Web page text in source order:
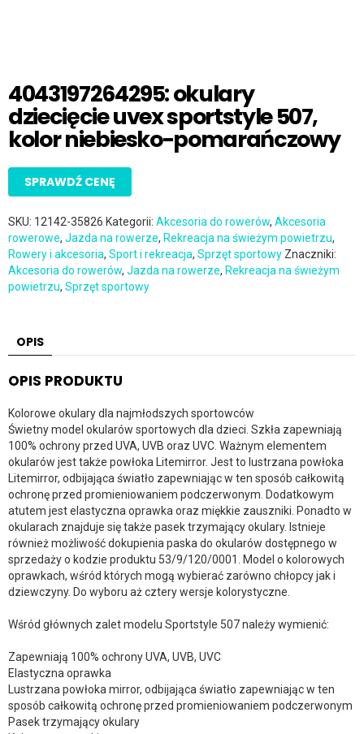
4043197264295: okulary
dziecięcie uvex sportstyle 507,
kolor niebiesko-pomarańczowy
SPRAWDŹ CENĘ
SKU: 12142-35826 Kategorii: Akcesoria do rowerów, Akcesoria
rowerowe, Jazda na rowerze, Rekreacja na świeżym powietrzu,
Rowery i akcesoria, Sport i rekreacja, Sprzęt sportowy Znaczniki:
Akcesoria do rowerów, Jazda na rowerze, Rekreacja na świeżym
powietrzu, Sprzęt sportowy
OPIS
OPIS PRODUKTU
Kolorowe okulary dla najmłodszych sportowców
Świetny model okularów sportowych dla dzieci. Szkła zapewniają
100% ochrony przed UVA, UVB oraz UVC. Ważnym elementem
okularów jest także powłoka Litemirror. Jest to lustrzana powłoka
Litemirror, odbijająca światło zapewniając w ten sposób całkowitą
ochronę przed promieniowaniem podczerwonym. Dodatkowym
atutem jest elastyczna oprawka oraz miękkie zauszniki. Ponadto w
okularach znajduje się także pasek trzymający okulary. Istnieje
również możliwość dokupienia paska do okularów dostępnego w
sprzedaży o kodzie produktu 53/9/120/0001. Model o kolorowych
oprawkach, wśród których mogą wybierać zarówno chłopcy jak i
dziewczyny. Do wyboru aż cztery wersje kolorystyczne.
Wśród głównych zalet modelu Sportstyle 507 należy wymienić:
Zapewniają 100% ochrony UVA, UVB, UVC
Elastyczna oprawka
Lustrzana powłoka mirror, odbijająca światło zapewniając w ten
sposób całkowitą ochronę przed promieniowaniem podczerwonym
Pasek trzymający okulary